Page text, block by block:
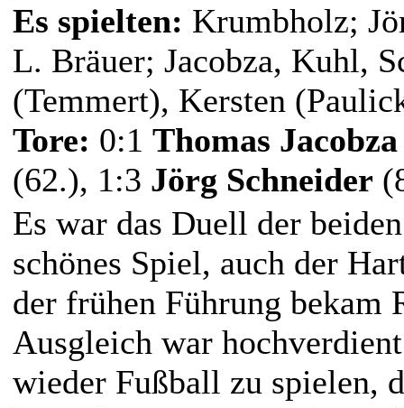
Es spielten: Krumbholz;
L. Bräuer; Jacobza, Kuhl,
(Temmert), Kersten
Tore: 0:1 Thomas Jacobza
(62.), 1:3 Jörg Schneider
Es war das Duell der
schönes Spiel, auch der
der frühen Führung bekam
Ausgleich war
wieder Fußball zu spielen,